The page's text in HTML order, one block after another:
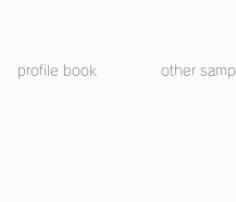
profile book other